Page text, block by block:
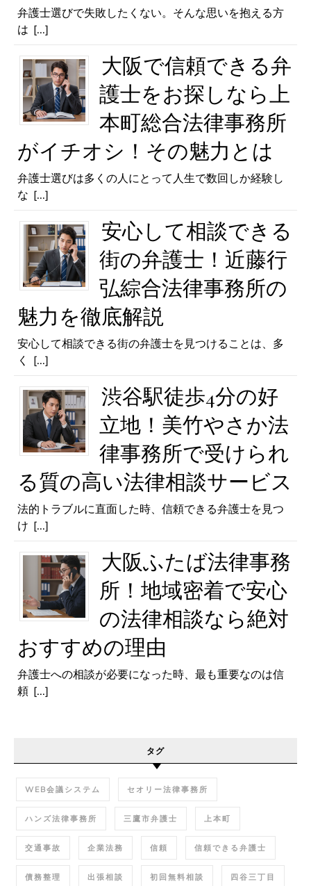
弁護士選びで失敗したくない。そんな思いを抱える方
は [...]
大阪で信頼できる弁
護士をお探しなら上
本町総合法律事務所
がイチオシ！その魅力とは
弁護士選びは多くの人にとって人生で数回しか経験し
な [...]
安心して相談できる
街の弁護士！近藤行
弘綜合法律事務所の
魅力を徹底解説
安心して相談できる街の弁護士を見つけることは、多
く
[...]
渋谷駅徒歩4分の好
立地！美竹やさか法
律事務所で受けられ
る質の高い法律相談サービス
法的トラブルに直面した時、信頼できる弁護士を見つ
け [...]
大阪ふたば法律事務
所！地域密着で安心
の法律相談なら絶対
おすすめの理由
弁護士への相談が必要になった時、最も重要なのは信
頼 [...]
タグ
WEB会議システム セオリー法律事務所
ハンズ法律事務所 三鷹市弁護士 上本町
交通事故 企業法務 信頼 信頼できる弁護士
債務整理 出張相談 初回無料相談 四谷三丁目